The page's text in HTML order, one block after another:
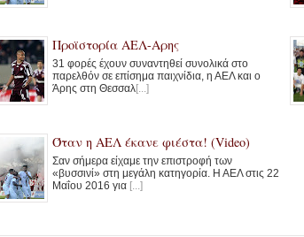
Προϊστορία ΑΕΛ-Αρης
31 φορές έχουν συναντηθεί συνολικά στο
παρελθόν σε επίσημα παιχνίδια, η ΑΕΛ και ο
Άρης στη Θεσσαλ[...]
Όταν η ΑΕΛ έκανε φιέστα! (Video)
Σαν σήμερα είχαμε την επιστροφή των
«βυσσινί» στη μεγάλη κατηγορία. Η ΑΕΛ στις 22
Μαΐου 2016 για [...]